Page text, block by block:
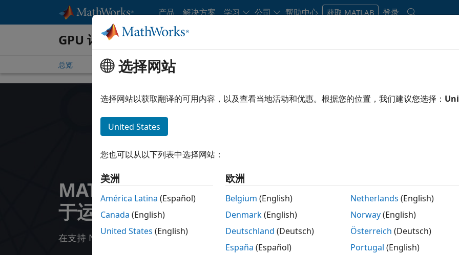
产品 解决方案 学习 公司 帮助中心 获取 MATLAB 登录
GPU 计算
总览
MATLAB GPU 计算支持可适用
于运行NVIDIA CUDA 的GPU
在支持 NVIDIA CUDA 的GPU 上执行 MATLAB 计算
选择网站
选择网站以获取翻译的可用内容，以及查看当地活动和优惠。根据您的位置，我们建议您选择：
United States
您也可以从以下列表中选择网站：
美洲
América Latina (Español)
Canada (English)
United States (English)
欧洲
Belgium (English)
Denmark(English)
Deutschland (Deutsch)
España (Español)
Netherlands (English)
Norway(English)
Österreich (Deutsch)
Portugal (English)